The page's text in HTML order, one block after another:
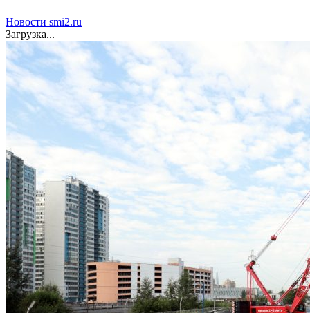
Новости Твери. Тверь ново
Новости smi2.ru
Загрузка...